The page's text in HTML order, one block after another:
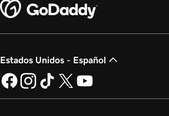
Estados Unidos - Español